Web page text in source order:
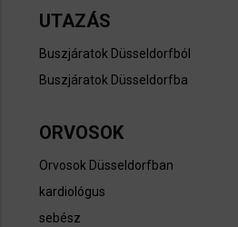
UTAZÁS
Buszjáratok Düsseldorfból
Buszjáratok Düsseldorfba
ORVOSOK
Orvosok Düsseldorfban
kardiológus
sebész